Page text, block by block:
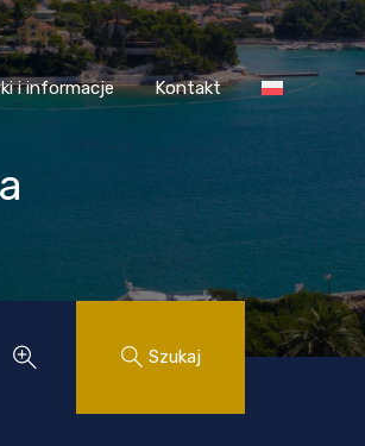
i informacje Kontakt
i informacje Kontakt
Szukaj